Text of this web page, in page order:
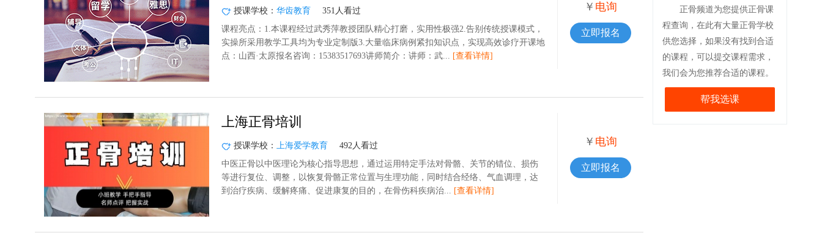
授课学校： 华齿教育
351人看过
课程亮点：1.本课程经过武秀萍教授团队精心打磨，实用性极强2.告别传统授课模式，
实操所采用教学工具均为专业定制版3.大量临床病例紧扣知识点，实现高效诊疗开课地
点：山西·太原报名咨询：15383517693讲师简介：讲师：武... [查看详情]
￥ 电询
立即报名
上海正骨培训
授课学校： 上海爱学教育
492人看过
中医正骨以中医理论为核心指导思想，通过运用特定手法对骨骼、关节的错位、损伤
等进行复位、调整，以恢复骨骼正常位置与生理功能，同时结合经络、气血调理，达
到治疗疾病、缓解疼痛、促进康复的目的，在骨伤科疾病治... [查看详情]
￥ 电询
立即报名
正骨频道为您提供正骨课
程查询，在此有大量正骨学校
供您选择，如果没有找到合适
的课程，可以提交课程需求，
我们会为您推荐合适的课程。
帮我选课